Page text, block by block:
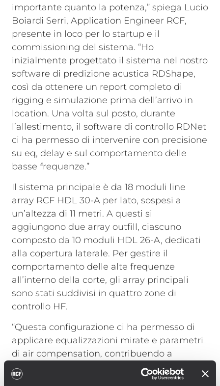
importante quanto la potenza,” spiega Lucio
Boiardi Serri, Application Engineer RCF,
presente in loco per lo startup e il
commissioning del sistema. “Ho
inizialmente progettato il sistema nel nostro
software di predizione acustica RDShape,
così da ottenere un report completo di
rigging e simulazione prima dell’arrivo in
location. Una volta sul posto, durante
l’allestimento, il software di controllo RDNet
ci ha permesso di intervenire con precisione
su eq, delay e sul comportamento delle
basse frequenze.”
Il sistema principale è da 18 moduli line
array RCF HDL 30-A per lato, sospesi a
un’altezza di 11 metri. A questi si
aggiungono due array outfill, ciascuno
composto da 10 moduli HDL 26-A, dedicati
alla copertura laterale. Per gestire il
comportamento delle alte frequenze
all’interno della corte, gli array principali
sono stati suddivisi in quattro zone di
controllo HF.
“Questa configurazione ci ha permesso di
applicare equalizzazioni mirate e parametri
di air compensation, contribuendo a
mantenere l’intelligibilità sull’intera area
d’ascolto e a ridurre l’energia non